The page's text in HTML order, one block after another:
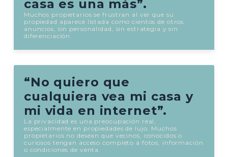
casa es una más”.
Muchos propietarios se frustran al ver que su
propiedad aparece listada como cientos de otros
anuncios, sin personalidad, sin estrategia y sin
diferenciación.
“No quiero que
cualquiera vea mi casa y
mi vida en internet”.
La privacidad es una preocupación real,
especialmente en propiedades de lujo. Muchos
propietarios no desean que vecinos, conocidos o
curiosos tengan acceso completo a fotos, información
o condiciones de venta.